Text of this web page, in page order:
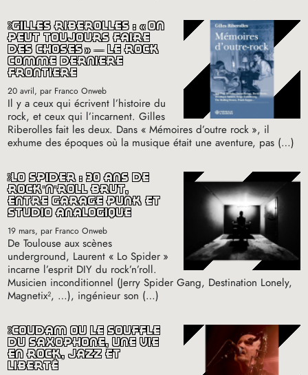
gilles riberolles : «on
peut toujours faire
des choses» — le rock
comme dernière
frontière
20 avril, par Franco Onweb
Il y a ceux qui écrivent l’histoire du
rock, et ceux qui l’incarnent. Gilles
Riberolles fait les deux. Dans « Mémoires d’outre rock », il
exhume des époques où la musique était une aventure, pas (…)
lo spider : 30 ans de
rock’n’roll brut,
entre garage punk et
studio analogique
19 mars, par Franco Onweb
De Toulouse aux scènes
underground, Laurent « Lo Spider »
incarne l’esprit DIY du rock’n’roll.
Musicien inconditionnel (Jerry Spider Gang, Destination Lonely,
Magnetix², …), ingénieur son (…)
coudâm ou le souffle
du saxophone, une vie
en rock, jazz et
liberté